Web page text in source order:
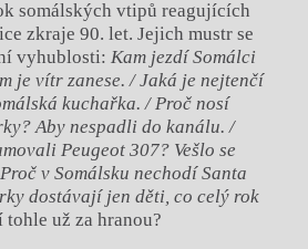
somálských vtipů reagujících
zkraje 90. let. Jejich mustr se
vyhublosti: Kam jezdí Somálci
je vítr zanese. / Jaká je nejtenčí
kuchařka. / Proč nosí
Aby nespadli do kanálu. /
Peugeot 307? Vešlo se
v Somálsku nechodí Santa
dostávají jen děti, co celý rok
tohle už za hranou?